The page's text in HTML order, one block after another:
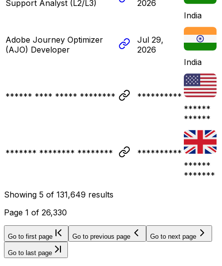
Support Analyst (L2/L3)
2026
India
Adobe Journey Optimizer
(AJO) Developer
Jul 29,
2026
India
****** **** ***** ********
**********
******
******
******* ******** ********
**********
******
*******
Showing 5 of 131,649 results
Page 1 of 26,330
Go to first page Go to previous page Go to next page
Go to last page